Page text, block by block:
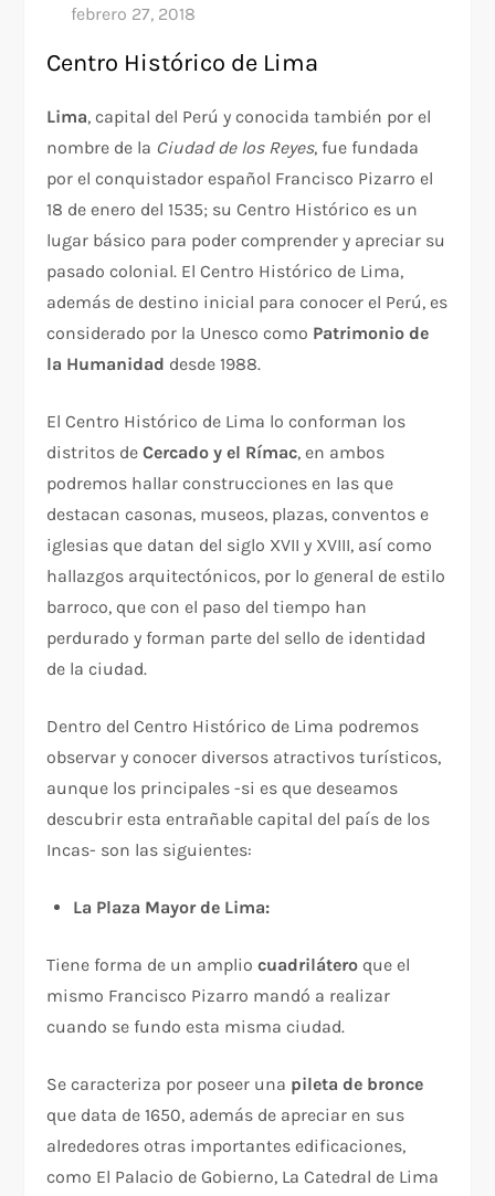
Centro Histórico de Lima
Lima, capital del Perú y conocida también por el
nombre de la Ciudad de los Reyes, fue fundada
por el conquistador español Francisco Pizarro el
18 de enero del 1535; su Centro Histórico es un
lugar básico para poder comprender y apreciar su
pasado colonial. El Centro Histórico de Lima,
además de destino inicial para conocer el Perú, es
considerado por la Unesco como Patrimonio de
la Humanidad desde 1988.
El Centro Histórico de Lima lo conforman los
distritos deCercado y el Rímac, en ambos
podremos hallar construcciones en las que
destacan casonas, museos, plazas, conventos e
iglesias que datan del siglo XVII y XVIII, así como
hallazgos arquitectónicos, por lo general de estilo
barroco, que con el paso del tiempo han
perdurado y forman parte del sello de identidad
de la ciudad.
Dentro del Centro Histórico de Lima podremos
observar y conocer diversos atractivos turísticos,
aunque los principales -si es que deseamos
descubrir esta entrañable capital del país de los
Incas- son las siguientes:
La Plaza Mayor de Lima:
Tiene forma de un amplio cuadrilátero que el
mismo Francisco Pizarro mandó a realizar
cuando se fundo esta misma ciudad.
Se caracteriza por poseer una pileta de bronce
que data de 1650, además de apreciar en sus
alrededores otras importantes edificaciones,
como El Palacio de Gobierno, La Catedral de Lima